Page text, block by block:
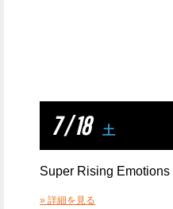
7 / 18 土
Super Rising Emotions
» 詳細を見る